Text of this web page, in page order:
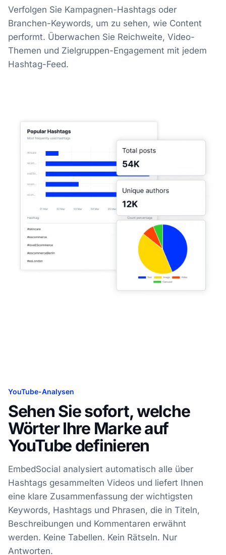
Verfolgen Sie Kampagnen-Hashtags oder
Branchen-Keywords, um zu sehen, wie Content
performt. Überwachen Sie Reichweite, Video-
Themen und Zielgruppen-Engagement mit jedem
Hashtag-Feed.
YouTube-Analysen
Sehen Sie sofort, welche
Wörter Ihre Marke auf
YouTube definieren
EmbedSocial analysiert automatisch alle über
Hashtags gesammelten Videos und liefert Ihnen
eine klare Zusammenfassung der wichtigsten
Keywords, Hashtags und Phrasen, die in Titeln,
Beschreibungen und Kommentaren erwähnt
werden. Keine Tabellen. Kein Rätseln. Nur
Antworten.